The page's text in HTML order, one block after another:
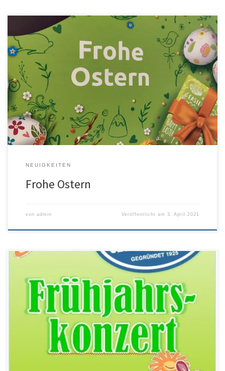
Wir wünschen allen ein frohes und gesundes Osterfest!
NEUIGKEITEN
Frohe Ostern
von admin Veröffentlicht am3. April 2021
Leider klappt es auch in diesen Jahr nicht mit unserem
Frühjahrskonzert, das traditionell 2 Wochen vor Ostern stattfindet.
Ein Programm hätten wir ja noch vom letzten Jahr übrig gehabt –
auch dort musste unser Konzert leider ausfallen. Wir hoffen
weiterhin, dass ein gemeinsames Musizieren bald wieder möglich
sein wir. Bleibt […]